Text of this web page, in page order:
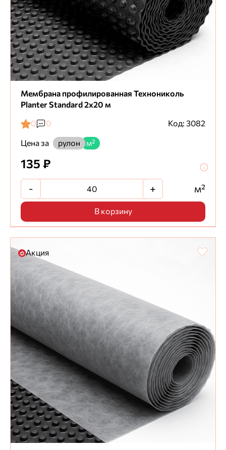
Мембрана профилированная Технониколь
Planter Standard 2х20 м
0
0
Код: 3082
Цена за
рулон м²
135 ₽
- + м²
В корзину
Акция